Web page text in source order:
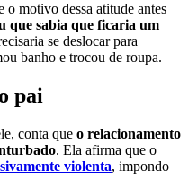
o motivo dessa atitude antes
que sabia que ficaria um
se deslocar para
banho e trocou de roupa.
pai
conta que o relacionamento
. Ela afirma que o
violenta, impondo